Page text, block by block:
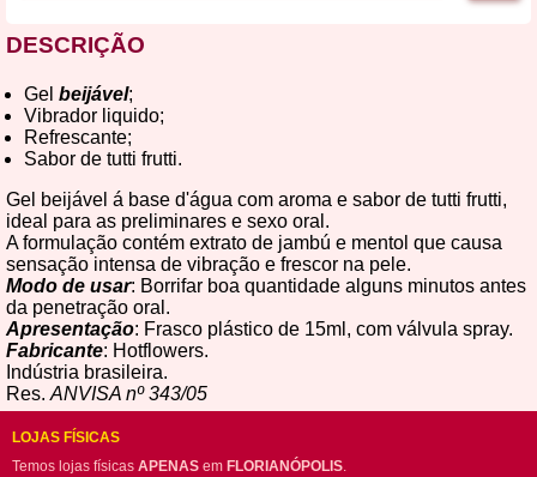
DESCRIÇÃO
Gel beijável;
Vibrador liquido;
Refrescante;
Sabor de tutti frutti.
Gel beijável á base d'água com aroma e sabor de tutti frutti,
ideal para as preliminares e sexo oral.
A formulação contém extrato de jambú e mentol que causa
sensação intensa de vibração e frescor na pele.
Modo de usar: Borrifar boa quantidade alguns minutos antes
da penetração oral.
Apresentação: Frasco plástico de 15ml, com válvula spray.
Fabricante: Hotflowers.
Indústria brasileira.
Res.ANVISA nº 343/05
LOJAS FÍSICAS
Temos lojas físicas APENAS em FLORIANÓPOLIS.